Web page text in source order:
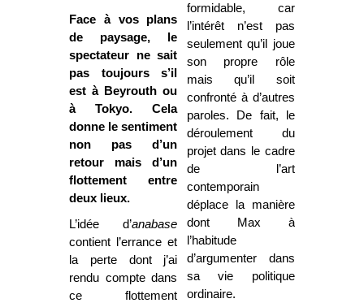
Face à vos plans
de paysage, le
spectateur ne sait
pas toujours s’il
est à Beyrouth ou
à Tokyo. Cela
donne le sentiment
non pas d’un
retour mais d’un
flottement entre
deux lieux.
L’idée d’anabase
contient l’errance et
la perte dont j’ai
rendu compte dans
ce flottement
formidable, car
l’intérêt n’est pas
seulement qu’il joue
son propre rôle
mais qu’il soit
confronté à d’autres
paroles. De fait, le
déroulement du
projet dans le cadre
de l’art
contemporain
déplace la manière
dont Max à
l’habitude
d’argumenter dans
sa vie politique
ordinaire.